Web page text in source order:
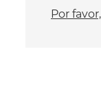
Por